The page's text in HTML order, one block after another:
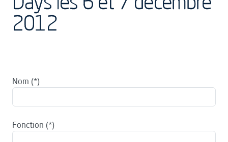
2012
Nom
Fonction